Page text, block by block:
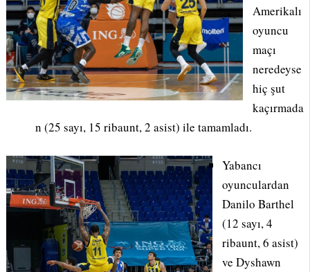
Amerikalı
oyuncu
maçı
neredeyse
hiç şut
kaçırmada
n (25 sayı, 15 ribaunt, 2 asist) ile tamamladı.
Yabancı
oyunculardan
Danilo Barthel
(12 sayı, 4
ribaunt, 6 asist)
ve Dyshawn